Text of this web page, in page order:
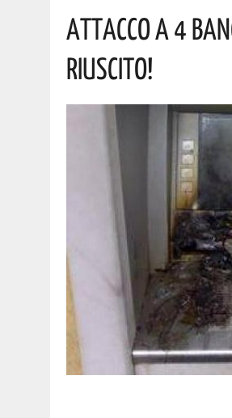
8 AGOSTO 2026 | NOMINA AGENZIA SPAZIALE: IL
8 AGOSTO 2026 TORNA LO SLALOM COPPA
ATTACCO A 4
RIUSCITO!